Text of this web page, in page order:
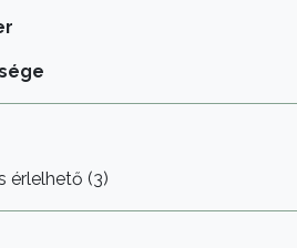
érlelhető (3)